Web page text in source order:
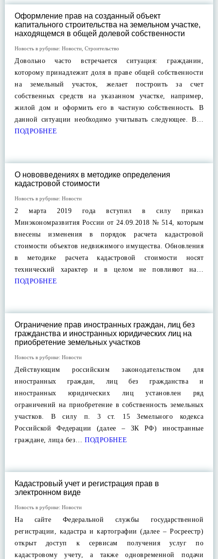
Оформление прав на созданный объект
капитального строительства на земельном участке,
находящемся в общей долевой собственности
Новость в рубрике: Новости Строительство
Довольно часто встречается ситуация: гражданин,
которому принадлежит доля в праве общей собственности
на земельный участок, желает построить за счет
собственных средств на указанном участке, например,
жилой дом и оформить его в частную собственность. В
данной ситуации необходимо учитывать следующее. В…
ПОДРОБНЕЕ
О нововведениях в методике определения
кадастровой стоимости
Новость в рубрике: Новости
2 марта 2019 года вступил в силу приказ
Минэкономразвития России от 24.09.2018 № 514, которым
внесены изменения в порядок расчета кадастровой
стоимости объектов недвижимого имущества. Обновления
в методике расчета кадастровой стоимости носят
технический характер и в целом не повлияют на…
ПОДРОБНЕЕ
Ограничение прав иностранных граждан, лиц без
гражданства и иностранных юридических лиц на
приобретение земельных участков
Новость в рубрике: Новости
Действующим российским законодательством для
иностранных граждан, лиц без гражданства и
иностранных юридических лиц установлен ряд
ограничений на приобретение в собственность земельных
участков. В силу п. 3 ст. 15 Земельного кодекса
Российской Федерации (далее – ЗК РФ) иностранные
граждане, лица без… ПОДРОБНЕЕ
Кадастровый учет и регистрация прав в
электронном виде
Новость в рубрике: Новости
На сайте Федеральной службы государственной
регистрации, кадастра и картографии (далее – Росреестр)
открыт доступ к сервисам получения услуг по
кадастровому учету, а также одновременной подачи